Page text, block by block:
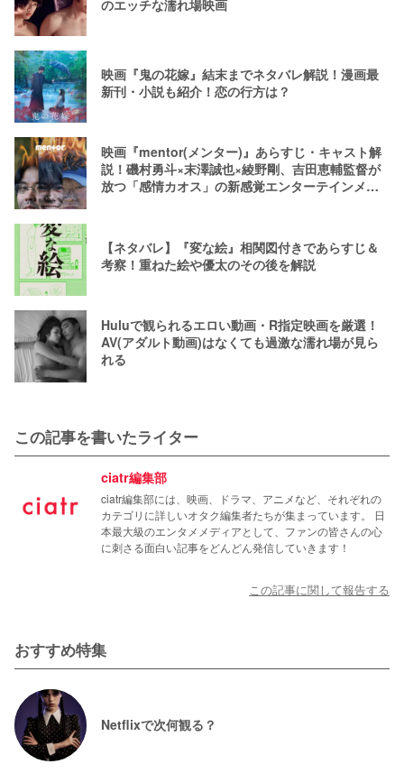
のエッチな濡れ場映画
映画『鬼の花嫁』結末までネタバレ解説！漫画最
新刊・小説も紹介！恋の行方は？
映画『mentor(メンター)』あらすじ・キャスト解
説！磯村勇斗×末澤誠也×綾野剛、吉田恵輔監督が
放つ「感情カオス」の新感覚エンターテインメン
【ネタバレ】『変な絵』相関図付きであらすじ＆
考察！重ねた絵や優太のその後を解説
Huluで観られるエロい動画・R指定映画を厳選！
AV(アダルト動画)はなくても過激な濡れ場が見ら
れる
この記事を書いたライター
ciatr編集部
ciatr編集部には、映画、ドラマ、アニメなど、それぞれの
カテゴリに詳しいオタク編集者たちが集まっています。 日
本最大級のエンタメメディアとして、ファンの皆さんの心
に刺さる面白い記事をどんどん発信していきます！
この記事に関して報告する
おすすめ特集
Netflixで次何観る？